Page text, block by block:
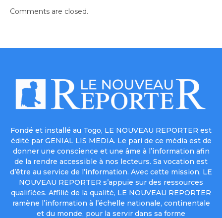
Comments are closed.
Fondé et installé au Togo, LE NOUVEAU REPORTER est
édité par GENIAL LIS MEDIA. Le pari de ce média est de
donner une conscience et une âme à l’information afin
de la rendre accessible à nos lecteurs. Sa vocation est
d’être au service de l’information. Avec cette mission, LE
NOUVEAU REPORTER s’appuie sur des ressources
qualifiées. Affilié de la qualité, LE NOUVEAU REPORTER
ramène l’information à l’échelle nationale, continentale
et du monde, pour la servir dans sa forme